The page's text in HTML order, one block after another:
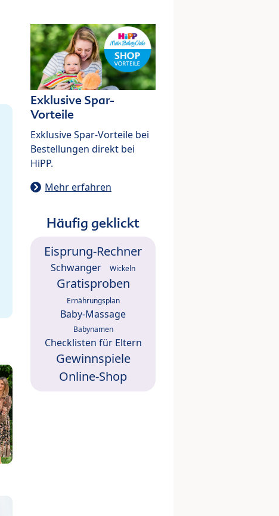
Exklusive Spar-
Vorteile
Exklusive Spar-Vorteile bei
Bestellungen direkt bei
HiPP.
Mehr erfahren
Häufig geklickt
Eisprung-Rechner
Schwanger Wickeln
Gratisproben
Ernährungsplan
Baby-Massage
Babynamen
Checklisten für Eltern
Gewinnspiele
Online-Shop